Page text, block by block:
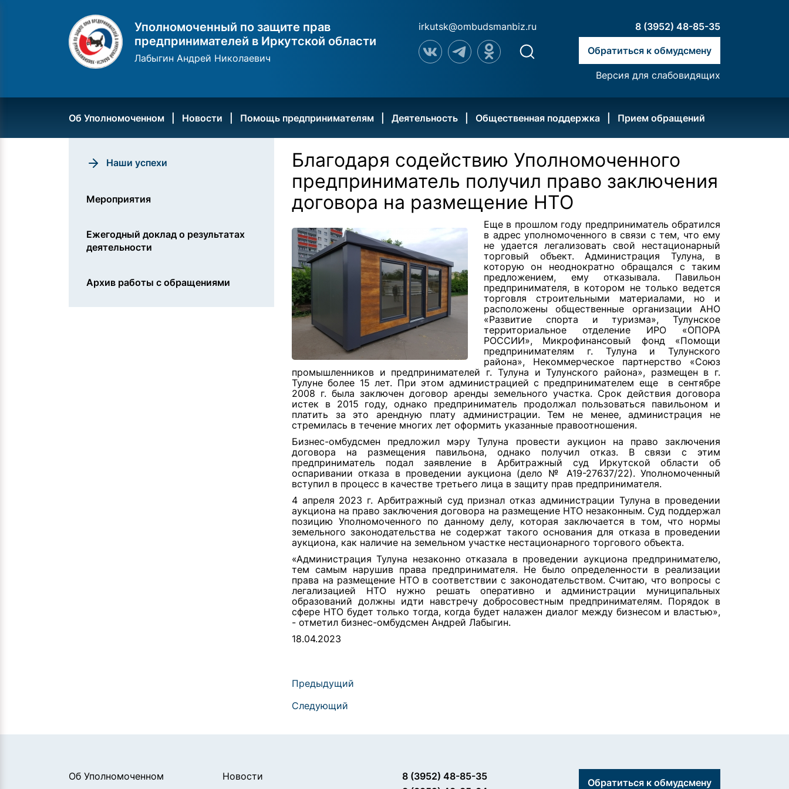
Уполномоченный по защите прав
предпринимателей в Иркутской области
Лабыгин Андрей Николаевич
irkutsk@ombudsmanbiz.ru 8 (3952) 48-85-35
Обратиться к обмудсмену
Версия для слабовидящих
Об Уполномоченном Новости Помощь предпринимателям Деятельность Общественная поддержка Прием обращений
Наши успехи
Мероприятия
Ежегодный доклад о результатах
деятельности
Архив работы с обращениями
Благодаря содействию Уполномоченного
предприниматель получил право заключения
договора на размещение НТО
Еще в прошлом году предприниматель обратился
в адрес уполномоченного в связи с тем, что ему
не удается легализовать свой нестационарный
торговый объект. Администрация Тулуна, в
которую он неоднократно обращался с таким
предложением, ему отказывала. Павильон
предпринимателя, в котором не только ведется
торговля строительными материалами, но и
расположены общественные организации АНО
«Развитие спорта и туризма», Тулунское
территориальное отделение ИРО «ОПОРА
РОССИИ», Микрофинансовый фонд «Помощи
предпринимателям г. Тулуна и Тулунского
района», Некоммерческое партнерство «Союз
промышленников и предпринимателей г. Тулуна и Тулунского района», размещен в г.
Тулуне более 15 лет. При этом администрацией с предпринимателем еще в сентябре
2008 г. была заключен договор аренды земельного участка. Срок действия договора
истек в 2015 году, однако предприниматель продолжал пользоваться павильоном и
платить за это арендную плату администрации. Тем не менее, администрация не
стремилась в течение многих лет оформить указанные правоотношения.
Бизнес-омбудсмен предложил мэру Тулуна провести аукцион на право заключения
договора на размещения павильона, однако получил отказ. В связи с этим
предприниматель подал заявление в Арбитражный суд Иркутской области об
оспаривании отказа в проведении аукциона (дело № А19-27637/22). Уполномоченный
вступил в процесс в качестве третьего лица в защиту прав предпринимателя.
4 апреля 2023 г. Арбитражный суд признал отказ администрации Тулуна в проведении
аукциона на право заключения договора на размещение НТО незаконным. Суд поддержал
позицию Уполномоченного по данному делу, которая заключается в том, что нормы
земельного законодательства не содержат такого основания для отказа в проведении
аукциона, как наличие на земельном участке нестационарного торгового объекта.
«Администрация Тулуна незаконно отказала в проведении аукциона предпринимателю,
тем самым нарушив права предпринимателя. Не было определенности в реализации
права на размещение НТО в соответствии с законодательством. Считаю, что вопросы с
легализацией НТО нужно решать оперативно и администрации муниципальных
образований должны идти навстречу добросовестным предпринимателям. Порядок в
сфере НТО будет только тогда, когда будет налажен диалог между бизнесом и властью»,
- отметил бизнес-омбудсмен Андрей Лабыгин.
18.04.2023
Предыдущий
Следующий
Об Уполномоченном Новости
8 (3952) 48-85-35
Обратиться к обмудсмену